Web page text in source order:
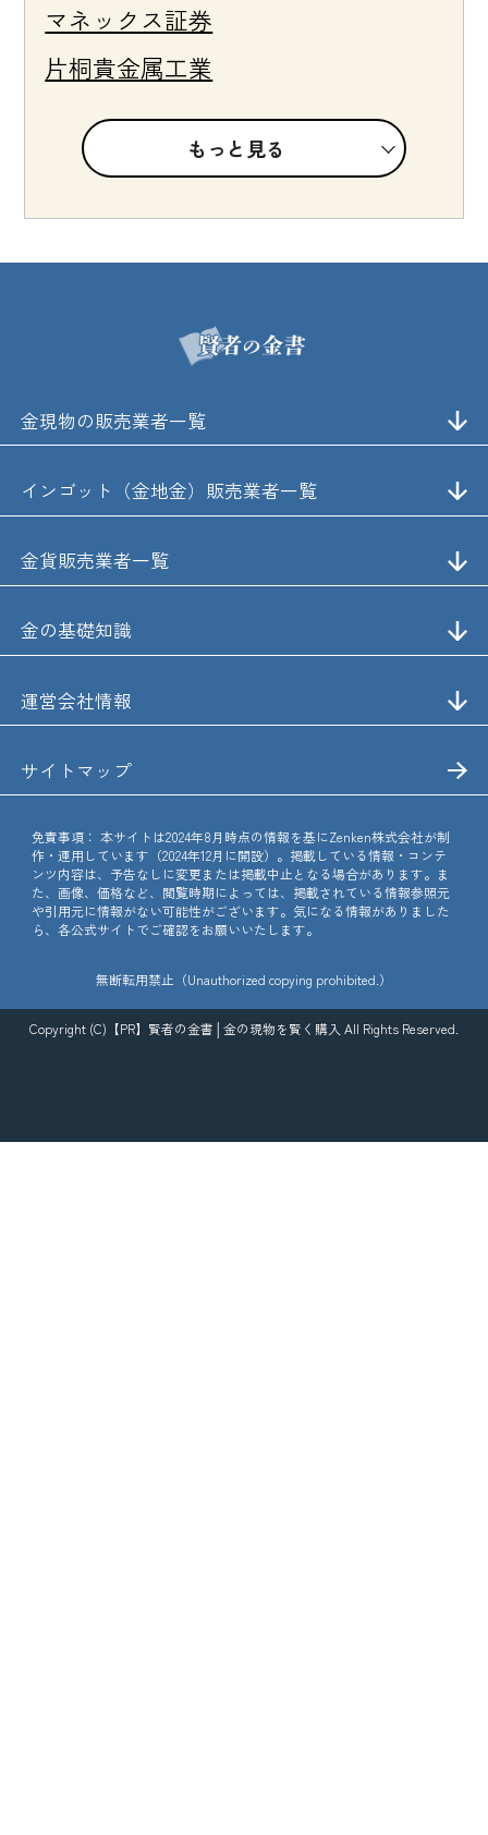
マネックス証券
片桐貴金属工業
もっと見る
金現物の販売業者一覧
インゴット（金地金）販売業者一覧
金貨販売業者一覧
金の基礎知識
運営会社情報
サイトマップ
免責事項： 本サイトは2024年8月時点の情報を基にZenken株式会社が制
作・運用しています（2024年12月に開設）。掲載している情報・コンテ
ンツ内容は、予告なしに変更または掲載中止となる場合があります。ま
た、画像、価格など、閲覧時期によっては、掲載されている情報参照元
や引用元に情報がない可能性がございます。気になる情報がありました
ら、各公式サイトでご確認をお願いいたします。
無断転用禁止（Unauthorized copying prohibited.）
Copyright (C)【PR】 賢者の金書│金の現物を賢く購入 All Rights Reserved.